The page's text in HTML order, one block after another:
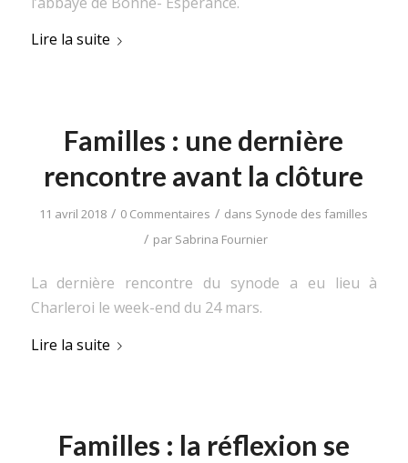
Lire la suite
Familles : une dernière
rencontre avant la clôture
11 avril 2018 / 0 Commentaires / dans Synode des familles
/ par Sabrina Fournier
La dernière rencontre du synode a eu lieu à
Charleroi le week-end du 24 mars.
Lire la suite
Familles : la réflexion se